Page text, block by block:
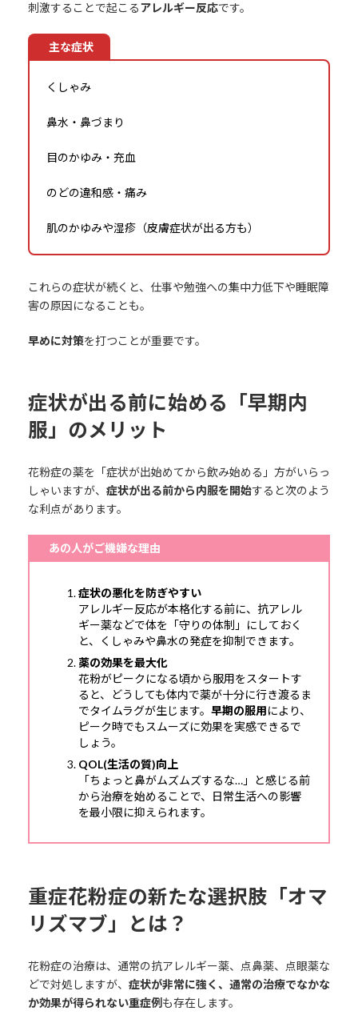
刺激することで起こるアレルギー反応です。
主な症状
くしゃみ
鼻水・鼻づまり
目のかゆみ・充血
のどの違和感・痛み
肌のかゆみや湿疹（皮膚症状が出る方も）
これらの症状が続くと、仕事や勉強への集中力低下や睡眠障
害の原因になることも。
早めに対策を打つことが重要です。
症状が出る前に始める「早期内
服」のメリット
花粉症の薬を「症状が出始めてから飲み始める」方がいらっ
しゃいますが、 症状が出る前から内服を開始すると次のよう
な利点があります。
あの人がご機嫌な理由
症状の悪化を防ぎやすい
アレルギー反応が本格化する前に、抗アレル
ギー薬などで体を「守りの体制」にしておく
と、くしゃみや鼻水の発症を抑制できます。
薬の効果を最大化
花粉がピークになる頃から服用をスタートす
ると、どうしても体内で薬が十分に行き渡るま
でタイムラグが生じます。 早期の服用により、
ピーク時でもスムーズに効果を実感できるで
しょう。
QOL(生活の質)向上
「ちょっと鼻がムズムズするな…」と感じる前
から治療を始めることで、日常生活への影響
を最小限に抑えられます。
重症花粉症の新たな選択肢「オマ
リズマブ」とは？
花粉症の治療は、通常の抗アレルギー薬、点鼻薬、点眼薬な
どで対処しますが、 症状が非常に強く、通常の治療でなかな
か効果が得られない重症例 も存在します。